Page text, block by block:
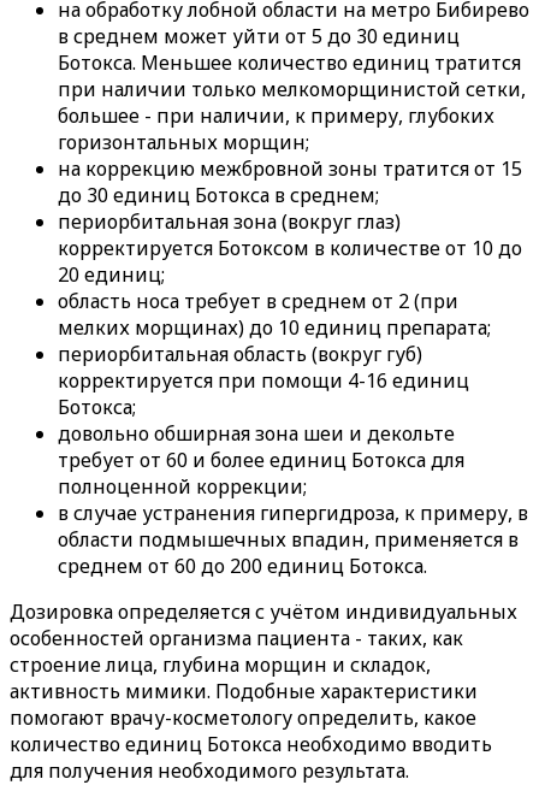
на обработку лобной области на метро Бибирево
в среднем может уйти от 5 до 30 единиц
Ботокса. Меньшее количество единиц тратится
при наличии только мелкоморщинистой сетки,
большее - при наличии, к примеру, глубоких
горизонтальных морщин;
на коррекцию межбровной зоны тратится от 15
до 30 единиц Ботокса в среднем;
периорбитальная зона (вокруг глаз)
корректируется Ботоксом в количестве от 10 до
20 единиц;
область носа требует в среднем от 2 (при
мелких морщинах) до 10 единиц препарата;
периорбитальная область (вокруг губ)
корректируется при помощи 4-16 единиц
Ботокса;
довольно обширная зона шеи и декольте
требует от 60 и более единиц Ботокса для
полноценной коррекции;
в случае устранения гипергидроза, к примеру, в
области подмышечных впадин, применяется в
среднем от 60 до 200 единиц Ботокса.
Дозировка определяется с учётом индивидуальных
особенностей организма пациента - таких, как
строение лица, глубина морщин и складок,
активность мимики. Подобные характеристики
помогают врачу-косметологу определить, какое
количество единиц Ботокса необходимо вводить
для получения необходимого результата.